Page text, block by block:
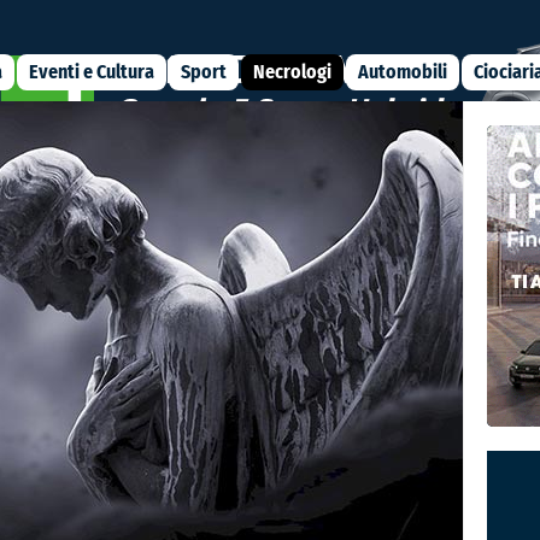
Eventi e Cultura Sport Necrologi Automobili